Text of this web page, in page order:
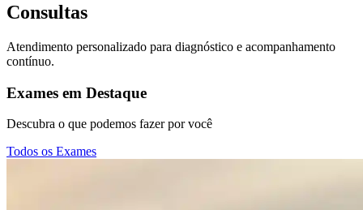
Consultas
Atendimento personalizado para diagnóstico e acompanhamento
contínuo.
Exames em Destaque
Descubra o que podemos fazer por você
Todos os Exames